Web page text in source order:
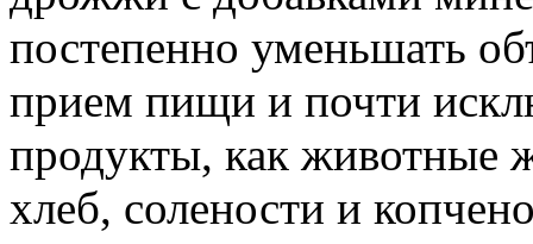
постепенно уменьшать
прием пищи и почти
продукты, как животные
хлеб, солености и